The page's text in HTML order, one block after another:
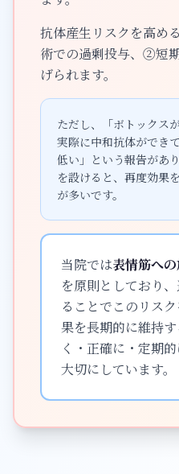
抗体産生リスクを高め
術での過剰投与、②短
げられます。
ただし、「ボトックス
実際に中和抗体ができ
低い」という報告があ
を設けると、再度効果
が多いです。
当院では表情筋へ
を原則としており
ることでこのリス
果を長期的に維持
く・正確に・定期
大切にしています。